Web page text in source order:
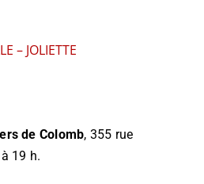
– JOLIETTE
de Colomb, 355 rue
19 h.